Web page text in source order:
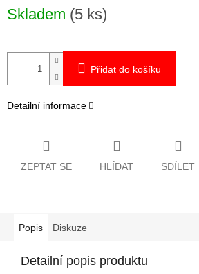
cena:
Skladem (5 ks)
Přidat do košíku
Detailní informace
ZEPTAT SE HLÍDAT SDÍLET
Popis Diskuze
Detailní popis produktu